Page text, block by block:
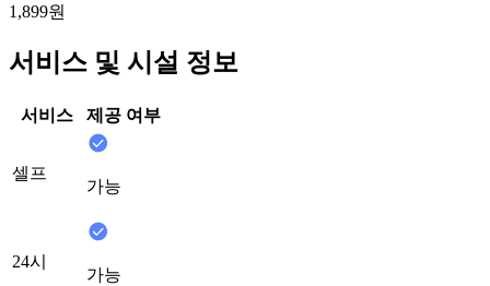
1,899원
서비스 및 시설 정보
서비스 제공 여부
셀프
가능
24시
가능